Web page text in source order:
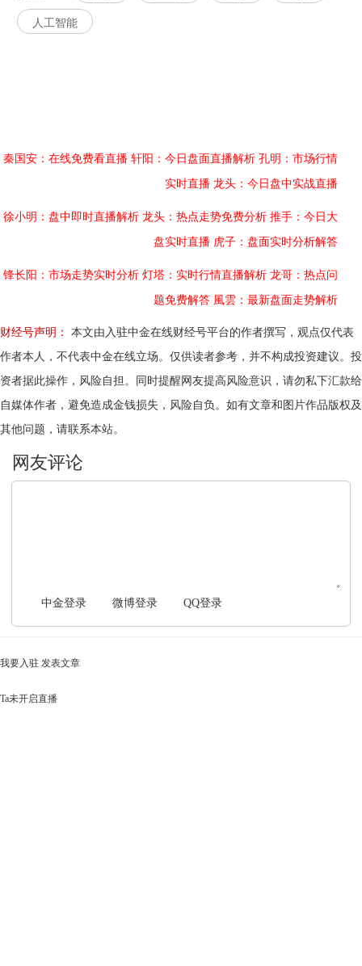
人工智能
秦国安：在线免费看直播 轩阳：今日盘面直播解析 孔明：市场行情
实时直播 龙头：今日盘中实战直播
徐小明：盘中即时直播解析 龙头：热点走势免费分析 推手：今日大
盘实时直播 虎子：盘面实时分析解答
锋长阳：市场走势实时分析 灯塔：实时行情直播解析 龙哥：热点问
题免费解答 風雲：最新盘面走势解析
财经号声明：
本文由入驻中金在线财经号平台的作者撰写，观点仅代表
作者本人，不代表中金在线立场。仅供读者参考，并不构成投资建议。投
资者据此操作，风险自担。同时提醒网友提高风险意识，请勿私下汇款给
自媒体作者，避免造成金钱损失，风险自负。如有文章和图片作品版权及
其他问题，请联系本站。
中金登录 微博登录 QQ登录
我要入驻 发表文章
Ta未开启直播